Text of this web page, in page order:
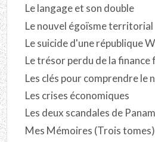
Le langage et son double
Le nouvel égoïsme territorial
Le suicide d'une république
Le trésor perdu de la finance
Les clés pour comprendre le
Les crises économiques
Les deux scandales de
Mes Mémoires (Trois tomes)